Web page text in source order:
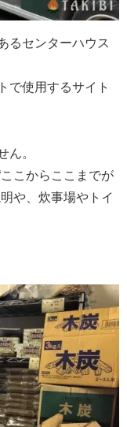
るセンターハウス
で使用するサイト
ん。
こからここまでが
や、炊事場やトイ